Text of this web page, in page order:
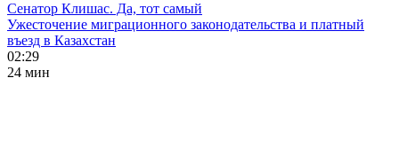
Сенатор Клишас. Да, тот самый
Ужесточение миграционного законодательства и платный
въезд в Казахстан
02:29
24 мин